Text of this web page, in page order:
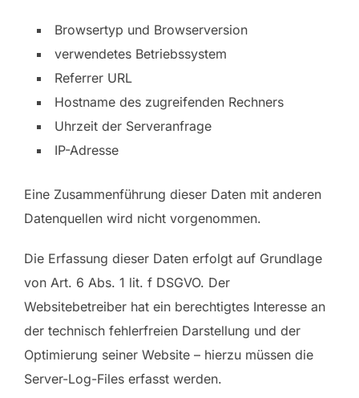
Browsertyp und Browserversion
verwendetes Betriebssystem
Referrer URL
Hostname des zugreifenden Rechners
Uhrzeit der Serveranfrage
IP-Adresse
Eine Zusammenführung dieser Daten mit anderen
Datenquellen wird nicht vorgenommen.
Die Erfassung dieser Daten erfolgt auf Grundlage
von Art. 6 Abs. 1 lit. f DSGVO. Der
Websitebetreiber hat ein berechtigtes Interesse an
der technisch fehlerfreien Darstellung und der
Optimierung seiner Website – hierzu müssen die
Server-Log-Files erfasst werden.